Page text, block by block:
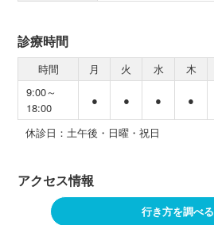
診療時間
時間 月 火 水 木
9:00～
18:00
● ● ● ●
休診日：土午後・日曜・祝日
アクセス情報
行き方を調べる